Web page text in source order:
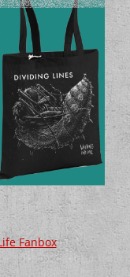
Fanbox